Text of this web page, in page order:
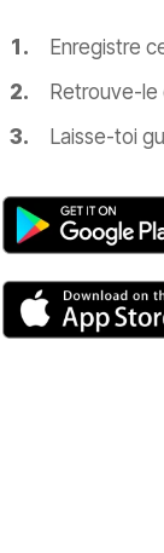
Enregistre
Retrouve-le
Laisse-toi